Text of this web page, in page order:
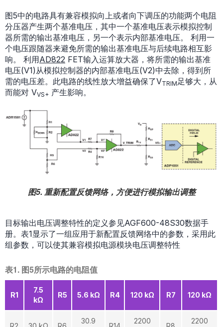
图5中的电路具有兼容模拟向上或者向下调压的功能两个电阻
分压器产生两个基准电压，其中一个基准电压表示模拟控制
器所需的输出基准电压，另一个表示内部基准电压。 利用一
个电压跟随器来避免所需的输出基准电压与后续电路相互影
响。 利用AD822 FET输入运算放大器，将所需的输出基准
电压(V1)从模拟控制器的内部基准电压(V2)中去除，得到所
需的电压差。此电路的线性放大增益确保了VTRIM 足够大，从
而能对 VVS+ 产生影响。
图5. 重新配置反馈网络，方便进行模拟输出调整
目标输出电压调整特性的定义参见AGF600-48S30数据手
册。表1显示了一组应用于新配置反馈网络中的参数，采用此
组参数，可以使其兼容模拟电源模块电压调整特性
表1. 图5所示电路的电阻值
R1
7.5
kΩ
R5 5.6 kΩ R4 120 kΩ R7 120 kΩ
30.9
2200
2200